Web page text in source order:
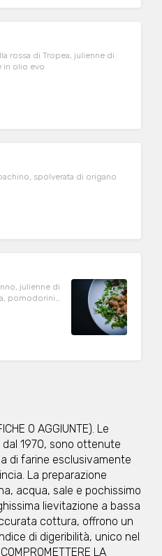
rossa di Tropea, julienne di
in olio evo
spolverata di origano
julienne di
pomodorini
O AGGIUNTE). Le
1970, sono ottenute
di farine esclusivamente
La preparazione
acqua, sale e pochissimo
lievitazione a bassa
cottura, offrono un
di digeribilità, unico nel
LA